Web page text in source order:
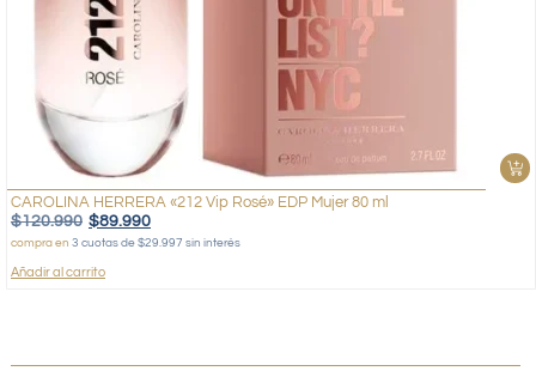
CAROLINA HERRERA «212 Vip Rosé» EDP Mujer 80 ml
$120.990 $89.990
compra en 3 cuotas de $29.997 sin interés
Añadir al carrito